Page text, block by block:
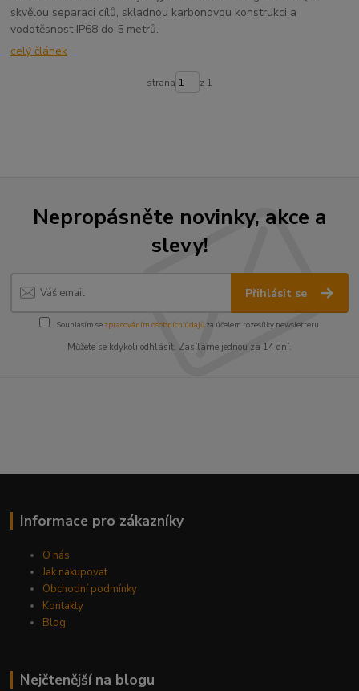
skvělou separaci cílů, skladnou karbonovou konstrukci a
vodotěsnost IP68 do 5 metrů.
celý článek
strana z 1
Nepropásněte novinky, akce a
slevy!
Přihlásit se
Souhlasím se zpracováním osobních údajůza účelem rozesílky newsletteru.
Můžete se kdykoli odhlásit. Zasíláme jednou za 14 dní.
Informace pro zákazníky
O nás
Jak nakupovat
Obchodní podmínky
Kontakty
Blog
Nejčtenější na blogu